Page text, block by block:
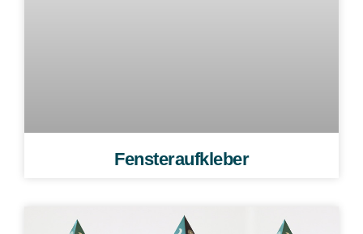
Fensteraufkleber